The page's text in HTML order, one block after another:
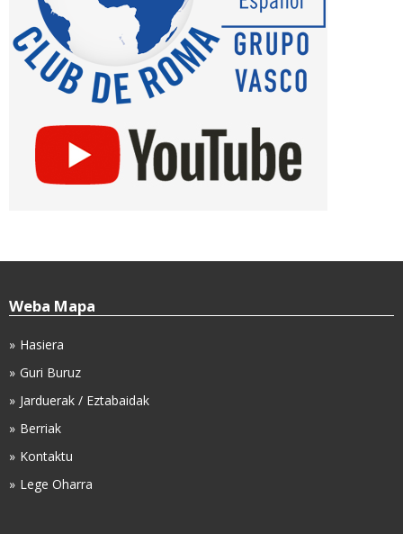
Weba Mapa
Hasiera
Guri Buruz
Jarduerak / Eztabaidak
Berriak
Kontaktu
Lege Oharra